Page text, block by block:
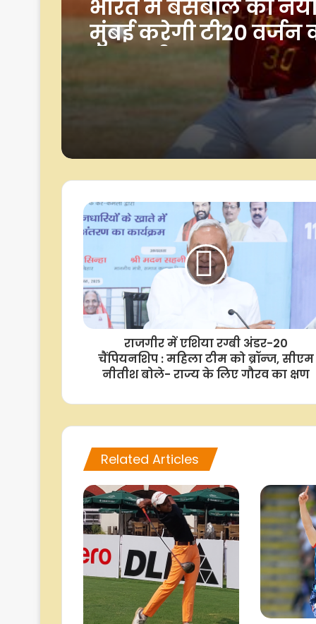
आखिर क्यों हैरी ब्रूक के
रूट को मिली टेस्ट
नेशनल सेलेक्टर ने बताई
राजगीर में एशिया रग्बी अंडर-20
चैंपियनशिप : महिला टीम को ब्रॉन्ज, सीएम
नीतीश बोले- राज्य के लिए गौरव का क्षण
Related Articles